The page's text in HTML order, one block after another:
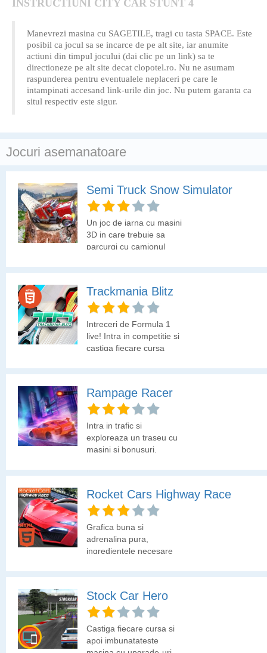
INSTRUCTIUNI CITY CAR STUNT 4
Manevrezi masina cu SAGETILE, tragi cu tasta SPACE. Este
posibil ca jocul sa se incarce de pe alt site, iar anumite
actiuni din timpul jocului (dai clic pe un link) sa te
directioneze pe alt site decat clopotel.ro. Nu ne asumam
raspunderea pentru eventualele neplaceri pe care le
intampinati accesand link-urile din joc. Nu putem garanta ca
situl respectiv este sigur.
Jocuri asemanatoare
Semi Truck Snow Simulator
Un joc de iarna cu masini
3D in care trebuie sa
parcurgi cu camionul
Trackmania Blitz
Intreceri de Formula 1
live! Intra in competitie si
castiga fiecare cursa
Rampage Racer
Intra in trafic si
exploreaza un traseu cu
masini si bonusuri.
Rocket Cars Highway Race
Grafica buna si
adrenalina pura,
ingredientele necesare
Stock Car Hero
Castiga fiecare cursa si
apoi imbunatateste